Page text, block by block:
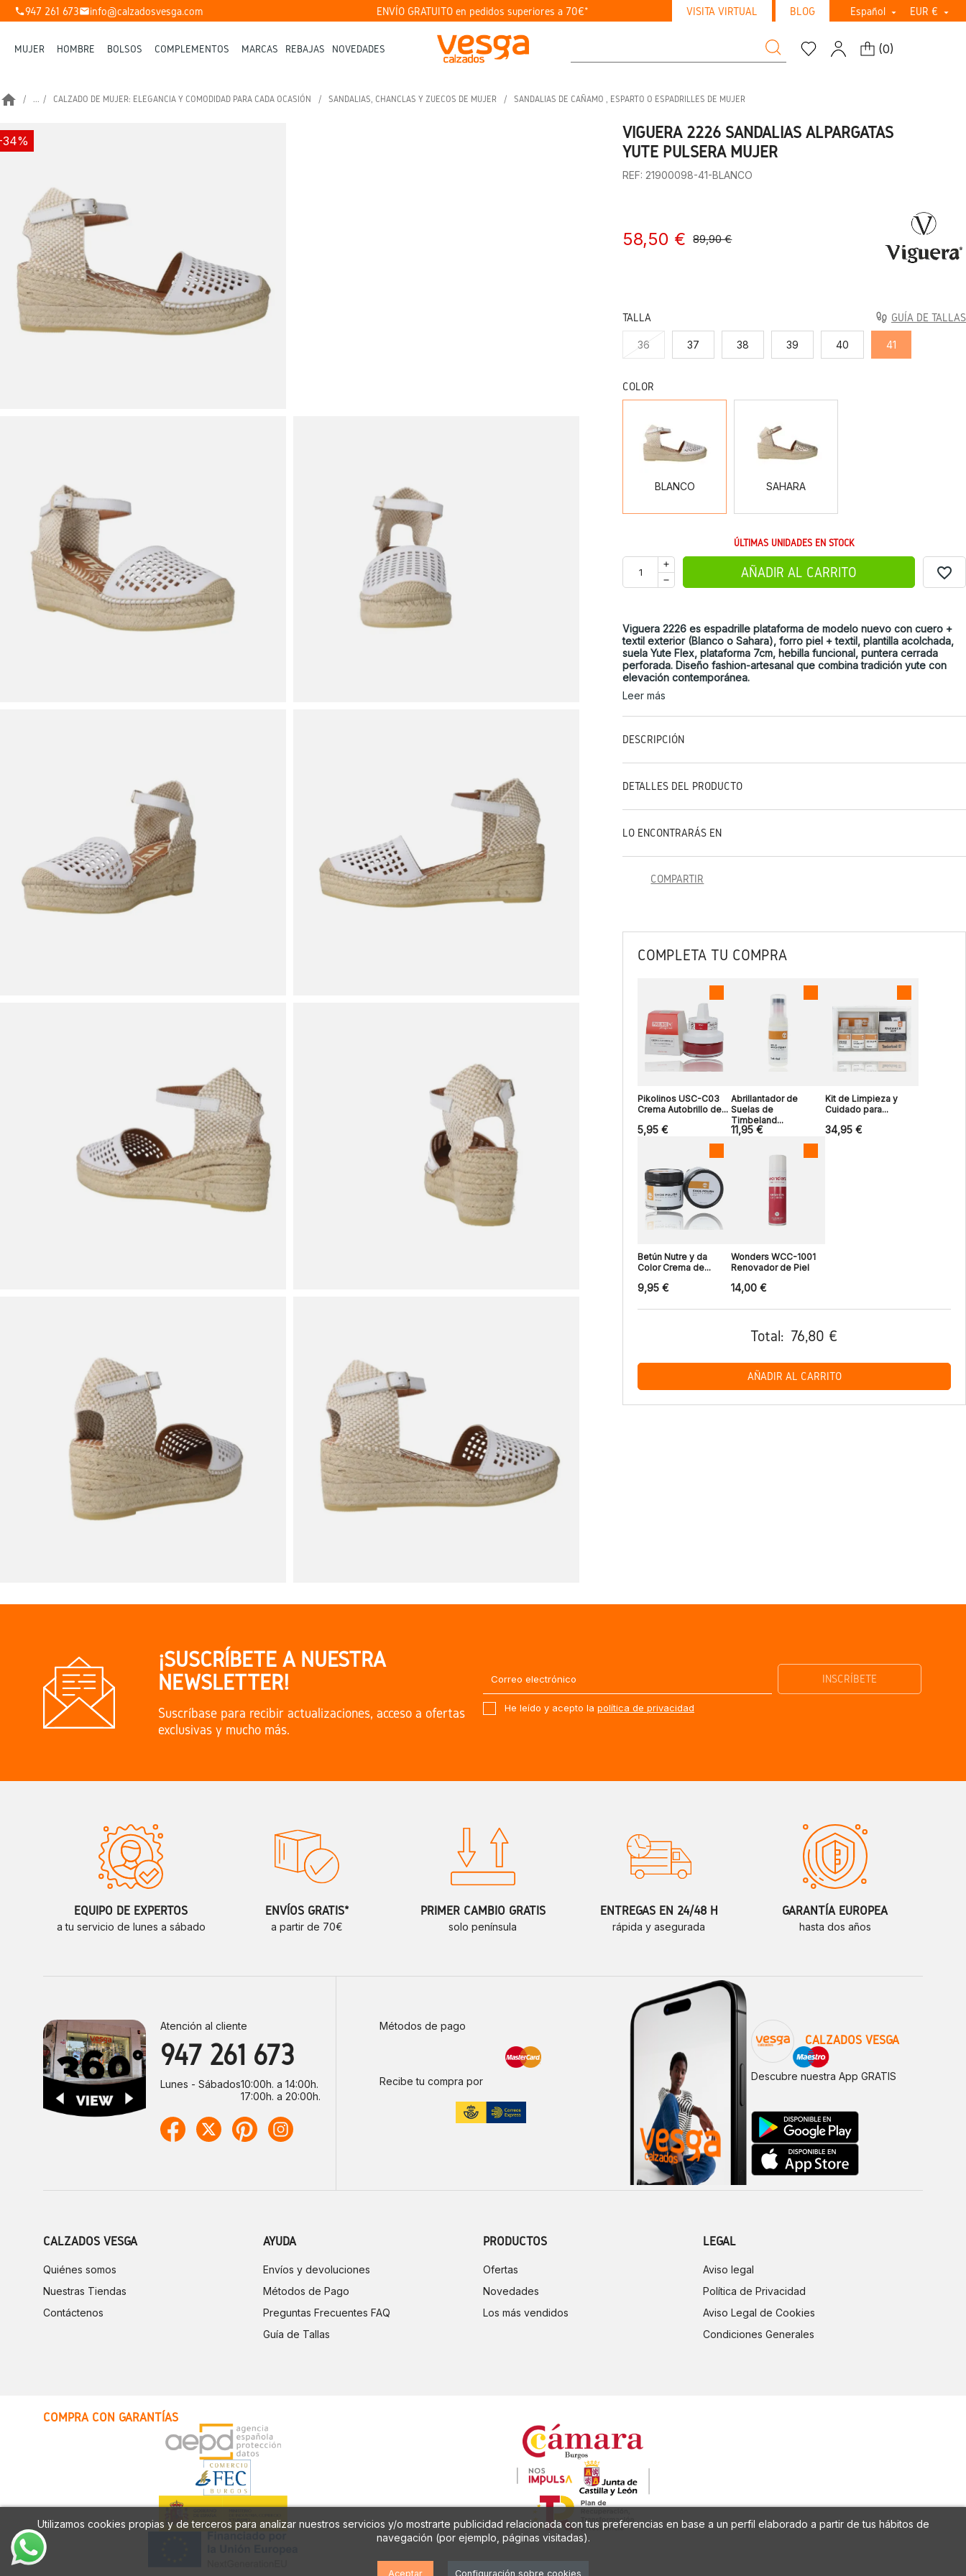
Utilizamos cookies propias y de terceros para analizar nuestros servicios y/o mostrarte publicidad relacionada con tus preferencias en base a un perfil elaborado a partir de tus hábitos de
navegación (por ejemplo, páginas visitadas).
Aceptar Configuración sobre cookies
phone947 261 673mailinfo@calzadosvesga.com ENVÍO GRATUITO en pedidos superiores a 70€* VISITA VIRTUAL BLOG Español  EUR € 
MUJER HOMBRE BOLSOS COMPLEMENTOS MARCAS REBAJAS NOVEDADES (0)
home ... CALZADO DE MUJER: ELEGANCIA Y COMODIDAD PARA CADA OCASIÓN SANDALIAS, CHANCLAS Y ZUECOS DE MUJER SANDALIAS DE CAÑAMO , ESPARTO O ESPADRILLES DE MUJER
VIGUERA 2226 SANDALIAS ALPARGATAS
YUTE PULSERA MUJER
REF: 21900098-41-BLANCO
58,50 € 89,90 €
TALLA GUÍA DE TALLAS
36 37 38 39 40 41
COLOR
BLANCO SAHARA
ÚLTIMAS UNIDADES EN STOCK
AÑADIR AL CARRITO favorite_border
Viguera 2226 es espadrille plataforma de modelo nuevo con cuero +
textil exterior (Blanco o Sahara), forro piel + textil, plantilla acolchada,
suela Yute Flex, plataforma 7cm, hebilla funcional, puntera cerrada
perforada. Diseño fashion-artesanal que combina tradición yute con
elevación contemporánea.
Leer más
DESCRIPCIÓN
DETALLES DEL PRODUCTO
LO ENCONTRARÁS EN
COMPARTIR
COMPLETA TU COMPRA
Pikolinos USC-C03
Crema Autobrillo de...
5,95 €
Abrillantador de
Suelas de
Timbeland...
11,95 €
Kit de Limpieza y
Cuidado para...
34,95 €
Betún Nutre y da
Color Crema de...
9,95 €
Wonders WCC-1001
Renovador de Piel
14,00 €
Total: 76,80 €
AÑADIR AL CARRITO
¡SUSCRÍBETE A NUESTRA
NEWSLETTER!
Suscríbase para recibir actualizaciones, acceso a ofertas
exclusivas y mucho más.
He leído y acepto la política de privacidad
EQUIPO DE EXPERTOS
a tu servicio de lunes a sábado
ENVÍOS GRATIS*
a partir de 70€
PRIMER CAMBIO GRATIS
solo península
ENTREGAS EN 24/48 H
rápida y asegurada
GARANTÍA EUROPEA
hasta dos años
Atención al cliente
947 261 673
Lunes - Sábados10:00h. a 14:00h.
17:00h. a 20:00h.
Métodos de pago
Recibe tu compra por
CALZADOS VESGA
Descubre nuestra App GRATIS
CALZADOS VESGA
Quiénes somos
Nuestras Tiendas
Contáctenos
AYUDA
Envíos y devoluciones
Métodos de Pago
Preguntas Frecuentes FAQ
Guía de Tallas
PRODUCTOS
Ofertas
Novedades
Los más vendidos
LEGAL
Aviso legal
Política de Privacidad
Aviso Legal de Cookies
Condiciones Generales
COMPRA CON GARANTÍAS